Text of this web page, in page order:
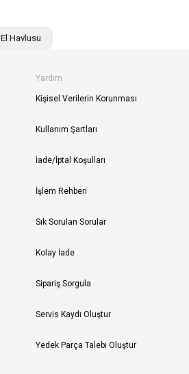
El Havlusu
Yardım
Kişisel Verilerin Korunması
Kullanım Şartları
İade/İptal Koşulları
İşlem Rehberi
Sık Sorulan Sorular
Kolay İade
Sipariş Sorgula
Servis Kaydı Oluştur
Yedek Parça Talebi Oluştur